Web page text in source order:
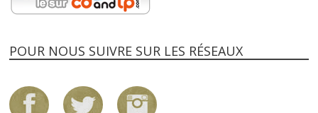
POUR NOUS SUIVRE SUR LES RÉSEAUX